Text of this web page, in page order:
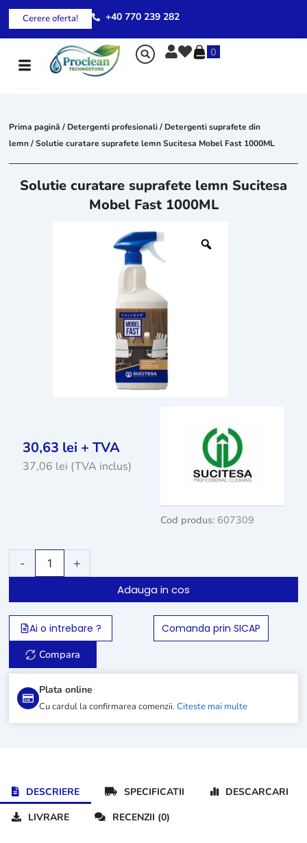
Skip
content
Cerere oferta! +40 770 239 282
0
Prima pagină / Detergenti profesionali/ Detergenti suprafete din
lemn/ Solutie curatare suprafete lemn Sucitesa Mobel Fast 1000ML
Plata online
Cu cardul la confirmarea comenzii.Citeste mai multe
Solutie curatare suprafete lemn Sucitesa
Mobel Fast 1000ML
30,63 lei + TVA
37,06 lei (TVA inclus)
Cod produs: 607309
-
Solutie
Sucitesa
Mobel
Fast
1000ML
+
Adauga in cos
Ai o intrebare ?
Comanda prin SICAP
Compara
DESCRIERE SPECIFICATII
DESCARCARI
LIVRARE
RECENZII (0)